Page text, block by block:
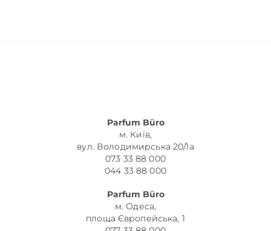
Parfum Büro
м. Київ,
вул. Володимирська 20/1а
073 33 88 000
044 33 88 000
Parfum Büro
м. Одеса,
площа Європейська, 1